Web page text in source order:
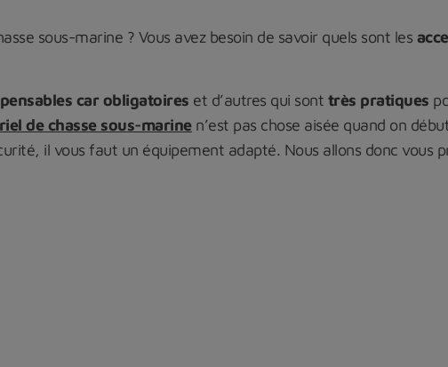
sous-marine ? Vous avez besoin de savoir quels sont les
car obligatoires et d’autres qui sont très pratiques
de chasse sous-marinen’est pas chose aisée quand on
il vous faut un équipement adapté. Nous allons donc vous